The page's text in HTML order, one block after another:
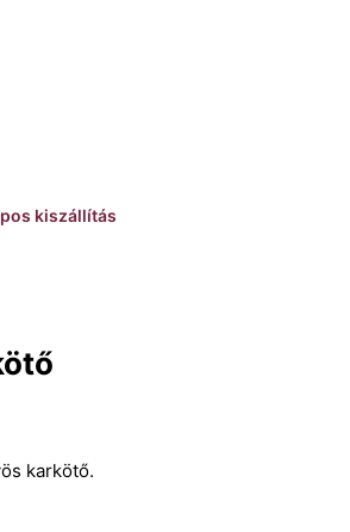
kiszállítás
karkötő.